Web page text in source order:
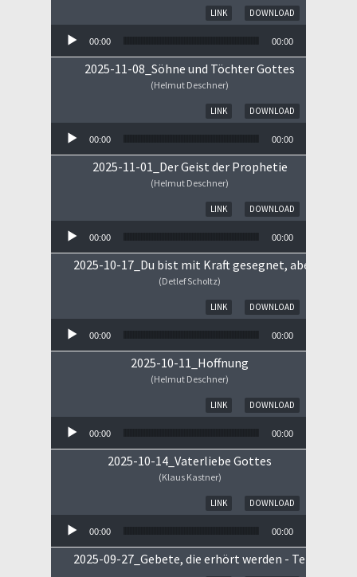
DOWNLOAD
LINK
00:00 00:00
2025-11-08_Söhne und Töchter Gottes
(Helmut Deschner)
DOWNLOAD
LINK
00:00 00:00
2025-11-01_Der Geist der Prophetie
(Helmut Deschner)
DOWNLOAD
LINK
00:00 00:00
2025-10-17_Du bist mit Kraft gesegnet, aber ...
(Detlef Scholtz)
DOWNLOAD
LINK
00:00 00:00
2025-10-11_Hoffnung
(Helmut Deschner)
DOWNLOAD
LINK
00:00 00:00
2025-10-14_Vaterliebe Gottes
(Klaus Kastner)
DOWNLOAD
LINK
00:00 00:00
2025-09-27_Gebete, die erhört werden - Teil II